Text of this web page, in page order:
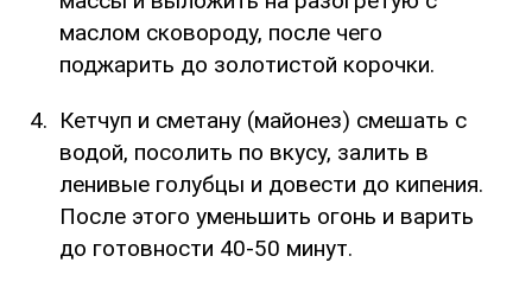
маслом сковороду, после чего
поджарить до золотистой корочки.
Кетчуп и сметану (майонез) смешать с
водой, посолить по вкусу, залить в
ленивые голубцы и довести до кипения.
После этого уменьшить огонь и варить
до готовности 40-50 минут.